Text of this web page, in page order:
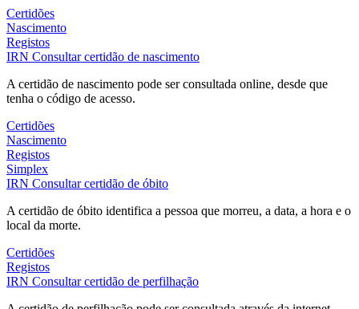
Certidões
Nascimento
Registos
IRN Consultar certidão de nascimento
A certidão de nascimento pode ser consultada online, desde que
tenha o código de acesso.
Certidões
Nascimento
Registos
Simplex
IRN Consultar certidão de óbito
A certidão de óbito identifica a pessoa que morreu, a data, a hora e o
local da morte.
Certidões
Registos
IRN Consultar certidão de perfilhação